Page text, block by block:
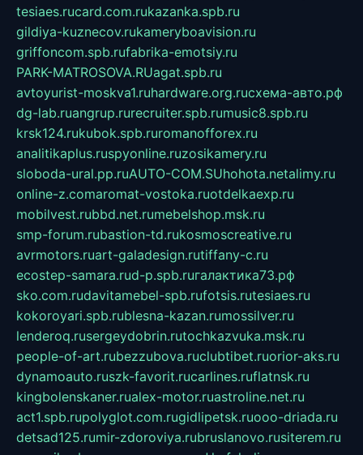
tesiaes.rucard.com.rukazanka.spb.ru
gildiya-kuznecov.rukameryboavision.ru
griffoncom.spb.rufabrika-emotsiy.ru
PARK-MATROSOVA.RUagat.spb.ru
avtoyurist-moskva1.ruhardware.org.ruсхема-авто.рф
dg-lab.ruangrup.rurecruiter.spb.rumusic8.spb.ru
krsk124.rukubok.spb.ruromanofforex.ru
analitikaplus.ruspyonline.ruzosikamery.ru
sloboda-ural.pp.ruAUTO-COM.SUhohota.netalimy.ru
online-z.comaromat-vostoka.ruotdelkaexp.ru
mobilvest.rubbd.net.rumebelshop.msk.ru
smp-forum.rubastion-td.rukosmoscreative.ru
avrmotors.ruart-galadesign.rutiffany-c.ru
ecostep-samara.rud-p.spb.ruгалактика73.рф
sko.com.rudavitamebel-spb.rufotsis.rutesiaes.ru
kokoroyari.spb.rublesna-kazan.rumossilver.ru
lenderoq.rusergeydobrin.rutochkazvuka.msk.ru
people-of-art.rubezzubova.ruclubtibet.ruorior-aks.ru
dynamoauto.ruszk-favorit.rucarlines.ruflatnsk.ru
kingbolenskaner.rualex-motor.ruastroline.net.ru
act1.spb.rupolyglot.com.rugidlipetsk.ruooo-driada.ru
detsad125.rumir-zdoroviya.rubruslanovo.rusiterem.ru